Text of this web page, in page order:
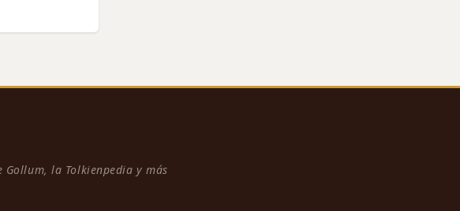
Gollum, la Tolkienpedia y más